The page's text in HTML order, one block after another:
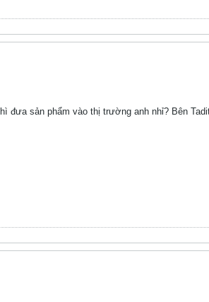
đưa sản phẩm vào thị trường anh nhỉ? Bên